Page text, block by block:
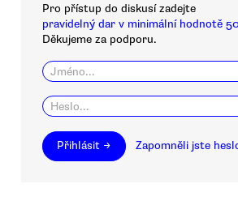
Pro přístup do diskusí zadejte
pravidelný dar v minimální hodnotě
Děkujeme za podporu.
Přihlásit → Zapomněli jste